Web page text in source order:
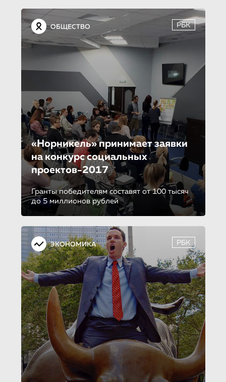
ОБЩЕСТВО РБК
«Норни­кель» принимает заявки
на конкурс социальных
проектов-2017
Гранты победителям составят от 100 тысяч
до 5 миллионов рублей
ЭКОНОМИКА РБК